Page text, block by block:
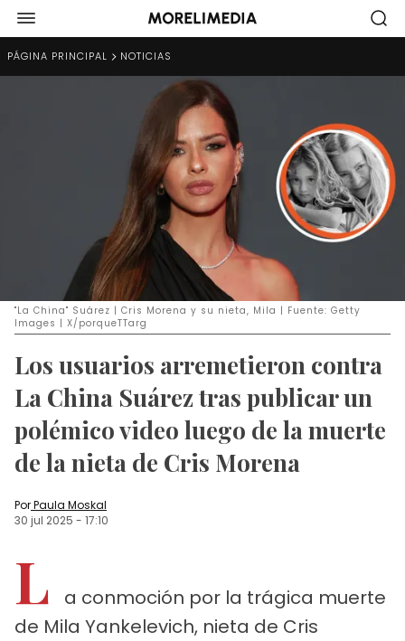
PÁGINA PRINCIPAL NOTICIAS
"La China" Suárez | Cris Morena y su nieta, Mila | Fuente: Getty
Images | X/porqueTTarg
Los usuarios arremetieron contra
La China Suárez tras publicar un
polémico video luego de la muerte
de la nieta de Cris Morena
PorPaula Moskal
30 jul 2025 - 17:10
L
a conmoción por la trágica muerte
de Mila Yankelevich, nieta de Cris